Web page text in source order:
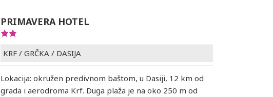
PRIMAVERA HOTEL
KRF / GRČKA / DASIJA
Lokacija: okružen predivnom baštom, u Dasiji, 12 km od
grada i aerodroma Krf. Duga plaža je na oko 250 m od